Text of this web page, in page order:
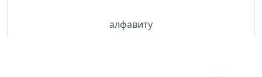
алфавиту